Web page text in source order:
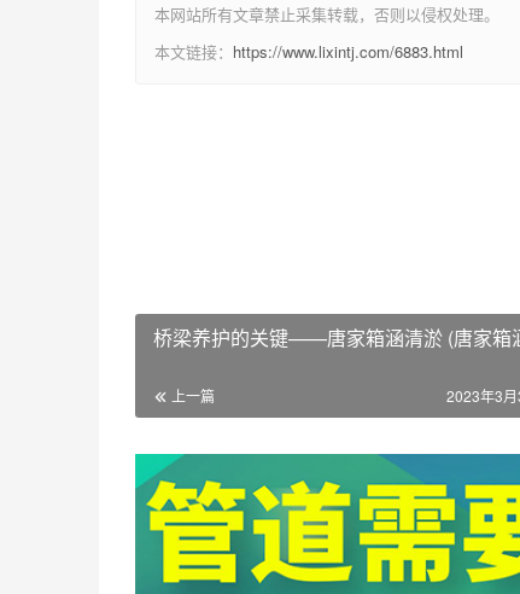
本网站所有文章禁止采集转载，否则以侵权处理。
本文链接： https://www.lixintj.com/6883.html
桥梁养护的关键——唐家箱涵清淤 (唐家箱
上一篇 2023年3